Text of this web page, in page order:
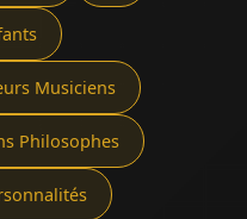
Musiciens
Philosophes